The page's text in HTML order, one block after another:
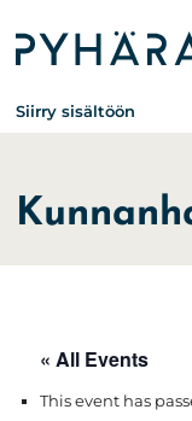
Etusivu
Siirry sisältöön
« All Events
This event has